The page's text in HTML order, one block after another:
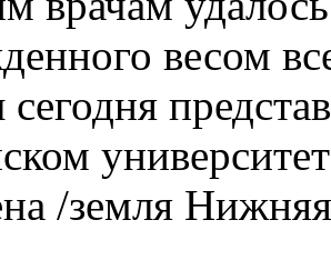
весом
/земля